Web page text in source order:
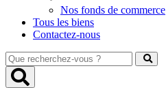
Nos fonds de commerce
Tous les biens
Contactez-nous
Que
recherchez-
vous